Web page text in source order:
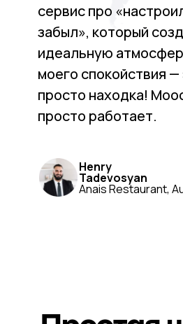
сервис про
забыл», который
идеальную
моего спокойствия —
просто находка!
просто работает.
Henry
Tadevosyan
Anais Restaurant,